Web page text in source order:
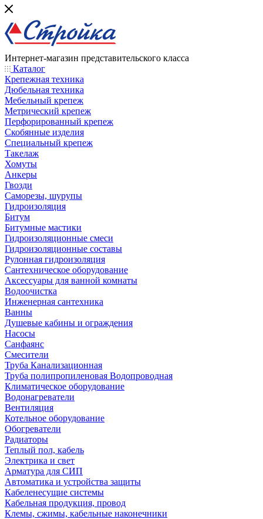
Интернет-магазин представительского класса
Каталог
Крепежная техника
Дюбельная техника
Мебельный крепеж
Метрический крепеж
Перфорированный крепеж
Скобянные изделия
Специальный крепеж
Такелаж
Хомуты
Анкеры
Гвозди
Саморезы, шурупы
Гидроизоляция
Битум
Битумные мастики
Гидроизоляционные смеси
Гидроизоляционные составы
Рулонная гидроизоляция
Сантехническое оборудование
Аксессуары для ванной комнаты
Водоочистка
Инженерная сантехника
Ванны
Душевые кабины и ограждения
Насосы
Санфаянс
Смесители
Труба Канализационная
Труба полипропиленовая Водопроводная
Климатическое оборудование
Водонагреватели
Вентиляция
Котельное оборудование
Обогреватели
Радиаторы
Теплый пол, кабель
Электрика и свет
Арматура для СИП
Автоматика и устройства защиты
Кабеленесущие системы
Кабельная продукция, провод
Клемы, сжимы, кабельные наконечники